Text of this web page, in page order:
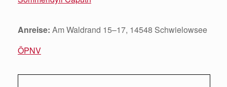
Anreise: Am Waldrand 15–17, 14548 Schwielowsee
ÖPNV